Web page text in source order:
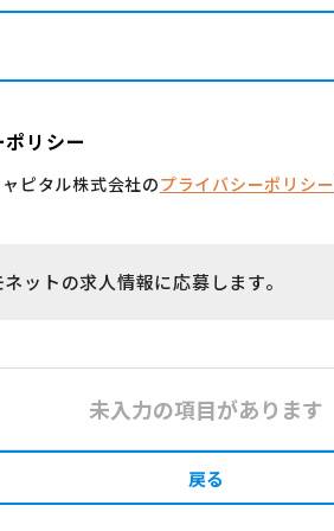
リシー
ピタル株式会社のプライバシーポリシー
ットの求人情報に応募します。
未入力の項目があります
戻る